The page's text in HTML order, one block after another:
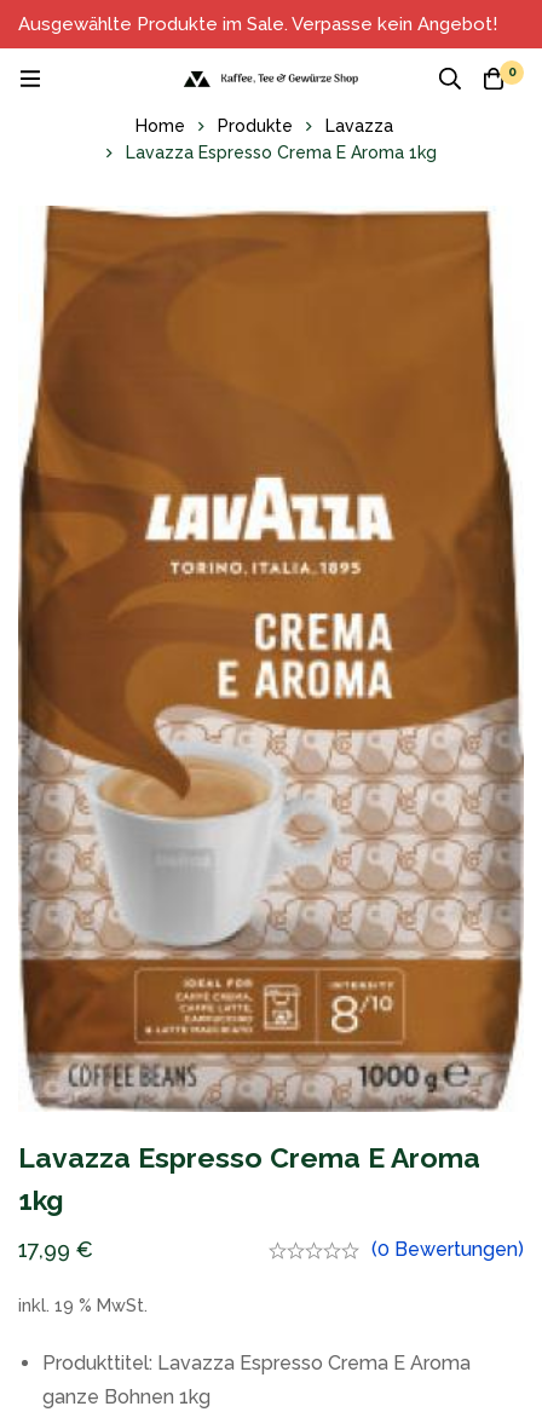
Ausgewählte Produkte im Sale. Verpasse kein Angebot!
0
Home Produkte
Lavazza
Lavazza Espresso Crema E Aroma 1kg
Lavazza Espresso Crema E Aroma
1kg
17,99 € (0 Bewertungen)
inkl. 19 % MwSt.
Produkttitel: Lavazza Espresso Crema E Aroma
ganze Bohnen 1kg